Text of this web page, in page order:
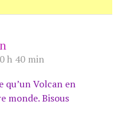
h 40 min
qu’un Volcan en
monde. Bisous